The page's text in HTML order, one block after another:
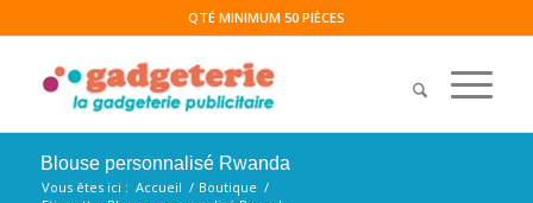
QTÉ MINIMUM 50 PIÈCES
Blouse personnalisé Rwanda
Vous êtes ici : Accueil / Boutique /